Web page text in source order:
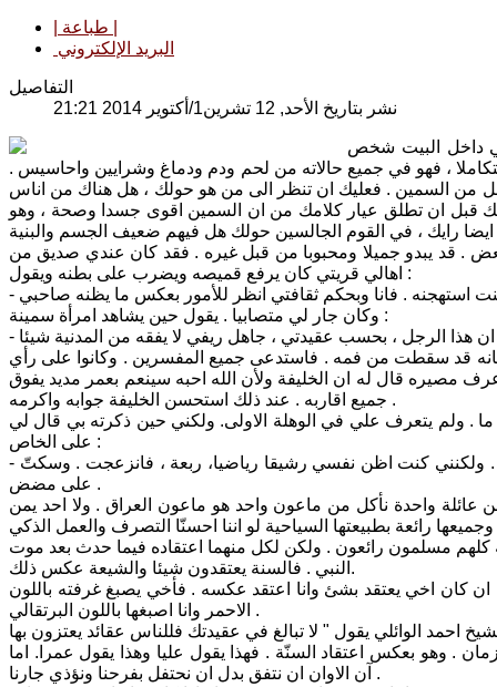
البريد الإلكتروني
التفاصيل
نشر بتاريخ الأحد, 12 تشرين1/أكتوير 2014 21:21
داخل البيت شخص
، فهو في جميع حالاته من لحم ودم ودماغ وشرايين واحاسيس .
من السمين . فعليك ان تنظر الى من هو حولك ، هل هناك من اناس
قبل ان تطلق عيار كلامك من ان السمين اقوى جسدا وصحة ، وهو
. قد يبدو جميلا ومحبوبا من قبل غيره . فقد كان عندي صديق من
اهالي قريتي كان يرفع قميصه ويضرب على بطنه ويقول :
وكان جار لي متصابيا . يقول حين يشاهد امرأة سمينة :
قد سقطت من فمه . فاستدعى جميع المفسرين . وكانوا على رأي
مصيره قال له ان الخليفة ولأن الله احبه سينعم بعمر مديد يفوق
جميع اقاربه . عند ذلك استحسن الخليفة جوابه واكرمه .
. ولم يتعرف علي في الوهلة الاولى. ولكني حين ذكرته بي قال لي
على الخاص :
- انت السمين من اهالي التنومة في شط العرب ؟ صحيح انني كنت سمينا الى حد ما . ولكنني كنت اظن نفسي رشيقا رياضيا، ربعة ، فانزعجت . وسكتّ
على مضض .
عائلة واحدة نأكل من ماعون واحد هو ماعون العراق . ولا احد يمن
مسلمون رائعون . ولكن لكل منهما اعتقاده فيما حدث بعد موت
النبي . فالسنة يعتقدون شيئا والشيعة عكس ذلك.
كان اخي يعتقد بشئ وانا اعتقد عكسه . فأخي يصبغ غرفته باللون
الاحمر وانا اصبغها باللون البرتقالي .
. وهو بعكس اعتقاد السنّة . فهذا يقول عليا وهذا يقول عمرا. اما
آن الاوان ان نتفق بدل ان نحتفل بفرحنا ونؤذي جارنا .